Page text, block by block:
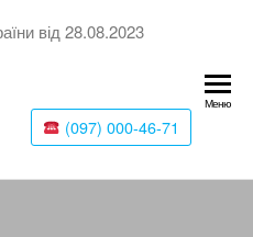
від 28.08.2023
(097) 000-46-71
Меню